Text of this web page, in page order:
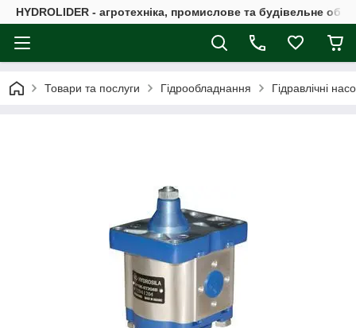
HYDROLIDER - агротехніка, промислове та будівельне
Товари та послуги Гідрообладнання Гідравлічні